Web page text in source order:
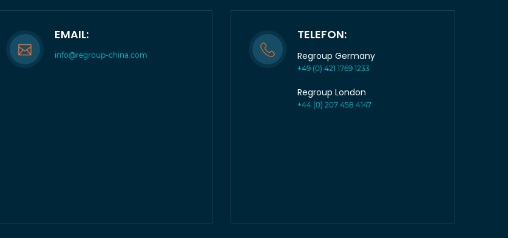
EMAIL:
info@regroup-china.com
TELEFON:
Regroup Germany
+49 (0) 421 1769 1233
Regroup London
+44 (0) 207 458 4147